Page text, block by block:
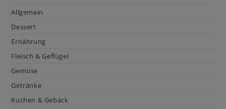
Allgemein
Dessert
Ernährung
Fleisch & Geflügel
Gemüse
Getränke
Kuchen & Gebäck